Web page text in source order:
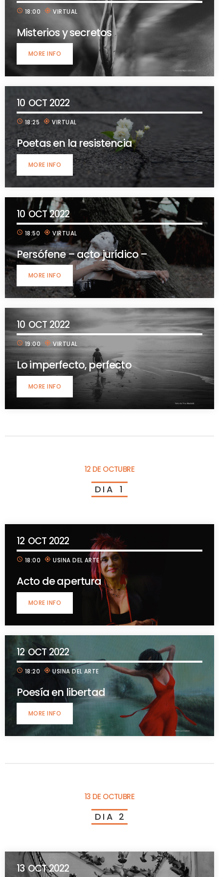
schedule 18:00 my_location VIRTUAL
Misterios y secretos
MORE INFO
10 OCT 2022
schedule 18:25 my_location VIRTUAL
Poetas en la resistencia
MORE INFO
10 OCT 2022
schedule 18:50 my_location VIRTUAL
Persófene – acto jurídico –
MORE INFO
10 OCT 2022
schedule 19:00 my_location VIRTUAL
Lo imperfecto, perfecto
MORE INFO
12 DE OCTUBRE
D I A 1
12 OCT 2022
schedule 18:00 my_location USINA DEL ARTE
Acto de apertura
MORE INFO
12 OCT 2022
schedule 18:20 my_location USINA DEL ARTE
Poesía en libertad
MORE INFO
13 DE OCTUBRE
D I A 2
13 OCT 2022